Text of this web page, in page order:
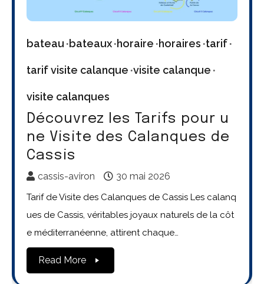
bateau bateaux horaire horaires tarif
tarif visite calanque visite calanque
visite calanques
Découvrez les Tarifs pour u
ne Visite des Calanques de
Cassis
cassis-aviron 30 mai 2026
Tarif de Visite des Calanques de Cassis Les calanq
ues de Cassis, véritables joyaux naturels de la côt
e méditerranéenne, attirent chaque…
Read More